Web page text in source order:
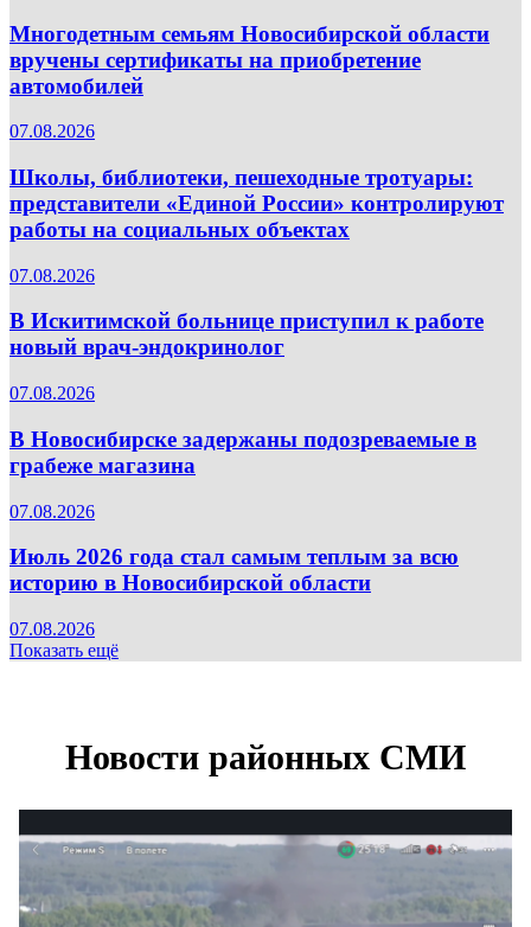
Многодетным семьям Новосибирской области
вручены сертификаты на приобретение
автомобилей
07.08.2026
Школы, библиотеки, пешеходные тротуары:
представители «Единой России» контролируют
работы на социальных объектах
07.08.2026
В Искитимской больнице приступил к работе
новый врач-эндокринолог
07.08.2026
В Новосибирске задержаны подозреваемые в
грабеже магазина
07.08.2026
Июль 2026 года стал самым теплым за всю
историю в Новосибирской области
07.08.2026
Показать ещё